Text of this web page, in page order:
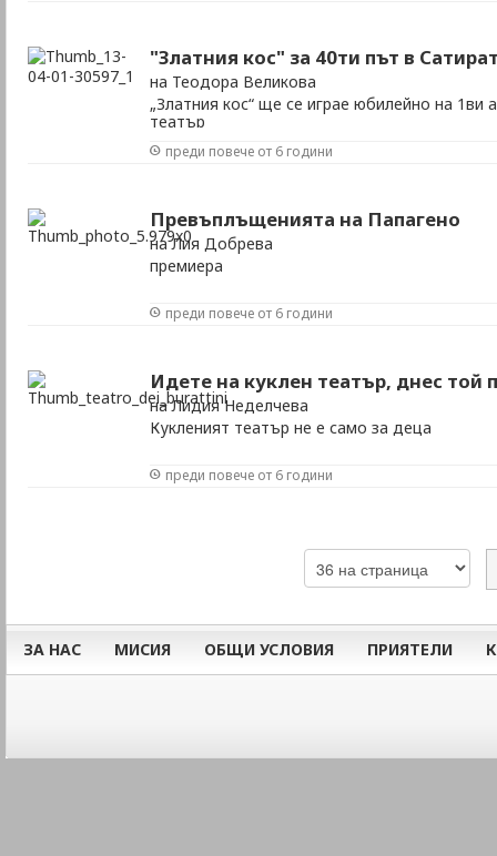
"Златния кос" за 40ти път в
на Теодора Великова
„Златния кос“ ще се играе юбилейно на 1ви
театър
преди повече от 6 години
Превъплъщенията на Папагено
на Лия Добрева
премиера
преди повече от 6 години
Идете на куклен театър, днес той
на Лидия Неделчева
Кукленият театър не е само за деца
преди повече от 6 години
ЗА НАС МИСИЯ ОБЩИ УСЛОВИЯ ПРИЯТЕЛИ